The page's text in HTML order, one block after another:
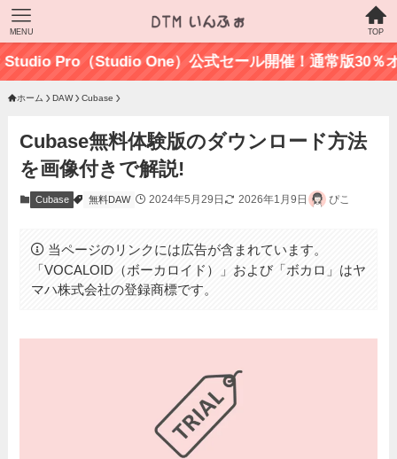
TOP
MENU
One）公式セール開催！通常版30％オフの最新情
ホーム DAW Cubase
Cubase無料体験版のダウンロード方法
を画像付きで解説!
Cubase 無料DAW 2024年5月29日 2026年1月9日 ぴこ
当ページのリンクには広告が含まれています。
「VOCALOID（ボーカロイド）」および「ボカロ」はヤ
マハ株式会社の登録商標です。